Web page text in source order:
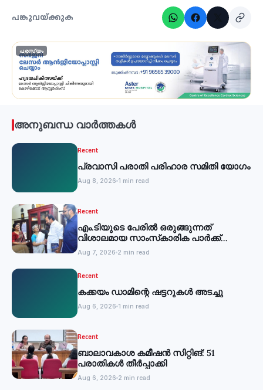
പങ്കുവയ്ക്കുക
പരസ്യം
അനുബന്ധ വാർത്തകൾ
Recent
പ്രവാസി പരാതി പരിഹാര സമിതി യോഗം
Aug 8, 2026 1 min read
Recent
എം.ടിയുടെ പേരില്‍ ഒരുങ്ങുന്നത്
വിശാലമായ സാംസ്‌കാരിക പാര്‍ക്ക്
-മന്ത്രി
Aug 7, 2026 2 min read
Recent
കക്കയം ഡാമിന്റെ ഷട്ടറുകള്‍ അടച്ചു
Aug 6, 2026 1 min read
Recent
ബാലാവകാശ കമീഷന്‍ സിറ്റിങ്: 51
പരാതികള്‍ തീര്‍പ്പാക്കി
Aug 6, 2026 2 min read